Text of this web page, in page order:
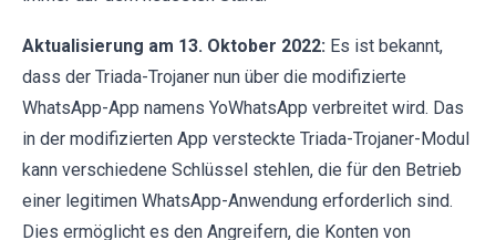
Aktualisierung am 13. Oktober 2022: Es ist bekannt,
dass der Triada-Trojaner nun über die modifizierte
WhatsApp-App namens YoWhatsApp verbreitet wird. Das
in der modifizierten App versteckte Triada-Trojaner-Modul
kann verschiedene Schlüssel stehlen, die für den Betrieb
einer legitimen WhatsApp-Anwendung erforderlich sind.
Dies ermöglicht es den Angreifern, die Konten von